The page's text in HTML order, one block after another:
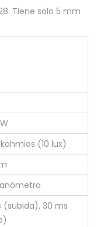
Tiene solo 5 mm
(10 lux)
(subida), 30 ms